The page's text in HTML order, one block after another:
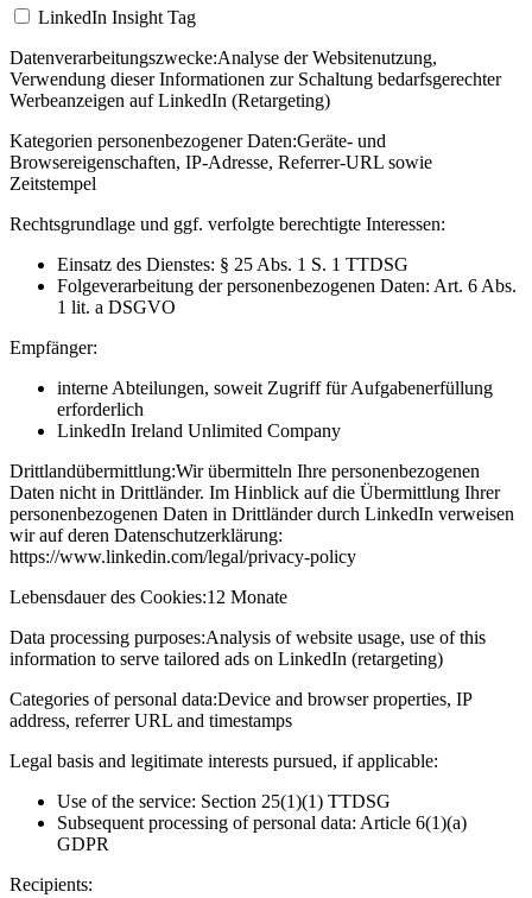
LinkedIn Insight Tag
Datenverarbeitungszwecke:Analyse der Websitenutzung,
Verwendung dieser Informationen zur Schaltung bedarfsgerechter
Werbeanzeigen auf LinkedIn (Retargeting)
Kategorien personenbezogener Daten:Geräte- und
Browsereigenschaften, IP-Adresse, Referrer-URL sowie
Zeitstempel
Rechtsgrundlage und ggf. verfolgte berechtigte Interessen:
Einsatz des Dienstes: § 25 Abs. 1 S. 1 TTDSG
Folgeverarbeitung der personenbezogenen Daten: Art. 6 Abs.
1 lit. a DSGVO
Empfänger:
interne Abteilungen, soweit Zugriff für Aufgabenerfüllung
erforderlich
LinkedIn Ireland Unlimited Company
Drittlandübermittlung:Wir übermitteln Ihre personenbezogenen
Daten nicht in Drittländer. Im Hinblick auf die Übermittlung Ihrer
personenbezogenen Daten in Drittländer durch LinkedIn verweisen
wir auf deren Datenschutzerklärung:
https://www.linkedin.com/legal/privacy-policy
Lebensdauer des Cookies:12 Monate
Data processing purposes:Analysis of website usage, use of this
information to serve tailored ads on LinkedIn (retargeting)
Categories of personal data:Device and browser properties, IP
address, referrer URL and timestamps
Legal basis and legitimate interests pursued, if applicable:
Use of the service: Section 25(1)(1) TTDSG
Subsequent processing of personal data: Article 6(1)(a)
GDPR
Recipients: